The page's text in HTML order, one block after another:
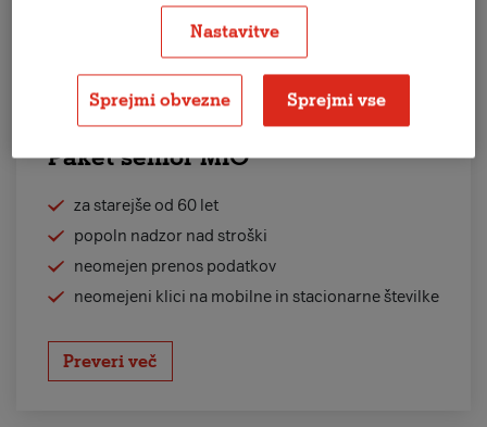
ZA UPOKOJENCE
Paket senior MIO
za starejše od 60 let
popoln nadzor nad stroški
neomejen prenos podatkov
neomejeni klici na mobilne in stacionarne številke
Preveri več
Nastavitve
Sprejmi obvezne Sprejmi vse